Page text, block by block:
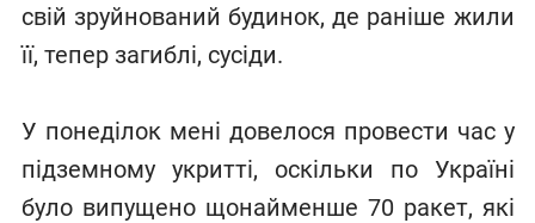
свій зруйнований будинок, де раніше жили
її, тепер загиблі, сусіди.
У понеділок мені довелося провести час у
підземному укритті, оскільки по Україні
було випущено щонайменше 70 ракет, які